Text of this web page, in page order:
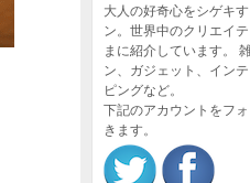
大人の好奇心をシゲキ
ン。世界中のクリエイ
まに紹介しています。
ン、ガジェット、イン
ピングなど。
下記のアカウントをフ
きます。